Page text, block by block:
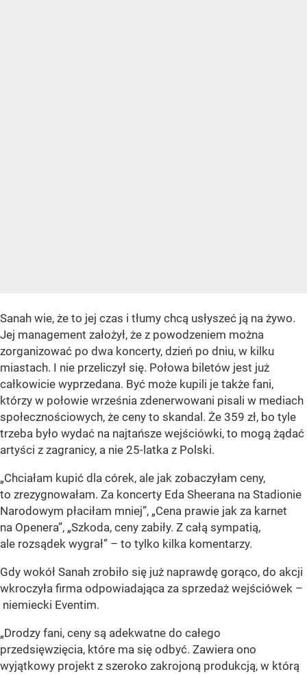
Sanah wie, że to jej czas i tłumy chcą usłyszeć ją na żywo.
Jej management założył, że z powodzeniem można
zorganizować po dwa koncerty, dzień po dniu, w kilku
miastach. I nie przeliczył się. Połowa biletów jest już
całkowicie wyprzedana. Być może kupili je także fani,
którzy w połowie września zdenerwowani pisali w mediach
społecznościowych, że ceny to skandal. Że 359 zł, bo tyle
trzeba było wydać na najtańsze wejściówki, to mogą żądać
artyści z zagranicy, a nie 25-latka z Polski.
„Chciałam kupić dla córek, ale jak zobaczyłam ceny,
to zrezygnowałam. Za koncerty Eda Sheerana na Stadionie
Narodowym płaciłam mniej”, „Cena prawie jak za karnet
na Openera”, „Szkoda, ceny zabiły. Z całą sympatią,
ale rozsądek wygrał” – to tylko kilka komentarzy.
Gdy wokół Sanah zrobiło się już naprawdę gorąco, do akcji
wkroczyła firma odpowiadająca za sprzedaż wejściówek –
niemiecki Eventim.
„Drodzy fani, ceny są adekwatne do całego
przedsięwzięcia, które ma się odbyć. Zawiera ono
wyjątkowy projekt z szeroko zakrojoną produkcją, w którą